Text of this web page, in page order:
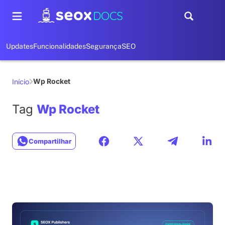
UpdatesFuncionalidadesSegurançaSEO
Início Wp Rocket
Tag Wp Rocket
Compartilhar